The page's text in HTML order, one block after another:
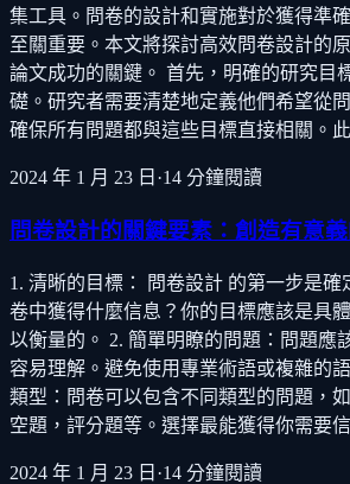
集工具。問卷的設計和實施對於獲得準
至關重要。本文將探討高效問卷設計的
論文成功的關鍵。 首先，明確的研究目
礎。研究者需要清楚地定義他們希望從
確保所有問題都與這些目標直接相關。
2024 年 1 月 23 日 ·14 分鐘閱讀
問卷設計的關鍵要素：創造有意
1. 清晰的目標： 問卷設計 的第一步是確
卷中獲得什麼信息？你的目標應該是具
以衡量的。 2. 簡單明瞭的問題：問題應
容易理解。避免使用專業術語或複雜的
類型：問卷可以包含不同類型的問題，
空題，評分題等。選擇最能獲得你需要信
2024 年 1 月 23 日 ·14 分鐘閱讀